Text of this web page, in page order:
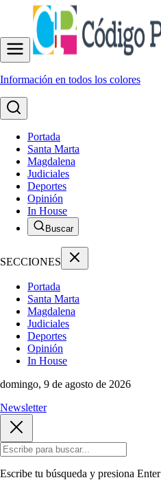
Información en todos los colores
Portada
Santa Marta
Magdalena
Judiciales
Deportes
Opinión
In House
Buscar
SECCIONES
Portada
Santa Marta
Magdalena
Judiciales
Deportes
Opinión
In House
domingo, 9 de agosto de 2026
Newsletter
Escribe tu búsqueda y presiona Enter